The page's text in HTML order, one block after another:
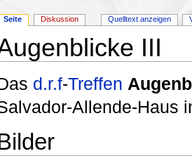
III
d.r.f-Treffen
Allende-Haus
Seite Diskussion Quelltext anzeigen